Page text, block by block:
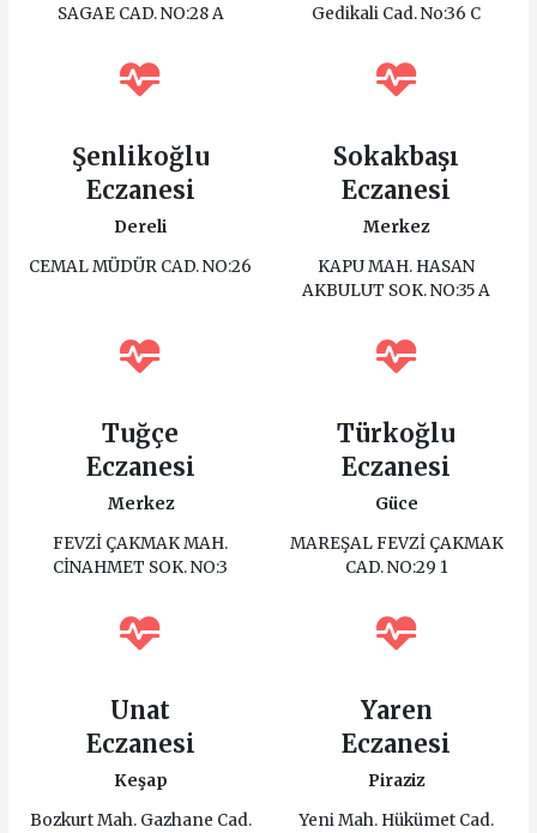
SAGAE CAD. NO:28 A
Gedikali Cad. No:36 C
Şenlikoğlu
Eczanesi
Dereli
CEMAL MÜDÜR CAD. NO:26
Sokakbaşı
Eczanesi
Merkez
KAPU MAH. HASAN
AKBULUT SOK. NO:35 A
Tuğçe
Eczanesi
Merkez
FEVZİ ÇAKMAK MAH.
CİNAHMET SOK. NO:3
Türkoğlu
Eczanesi
Güce
MAREŞAL FEVZİ ÇAKMAK
CAD. NO:29 1
Unat
Eczanesi
Keşap
Bozkurt Mah. Gazhane Cad.
Yaren
Eczanesi
Piraziz
Yeni Mah. Hükümet Cad.